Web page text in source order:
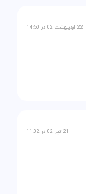
22 اردیبهشت 02 در 14:50
21 تیر 02 در 11:02